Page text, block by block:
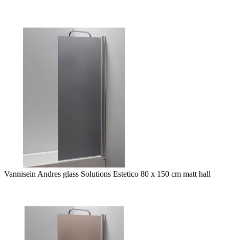
Vannisein Andres glass Solutions Estetico 80 x 150 cm matt hall